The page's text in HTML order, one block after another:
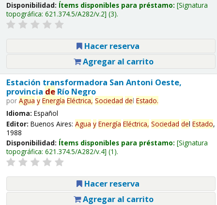
Disponibilidad: Ítems disponibles para préstamo: Signatura
topográfica: 621.374.5/A282/v.2 (3).
Hacer reserva
Agregar al carrito
Estación transformadora San Antoni Oeste,
provincia deRío Negro
por Agua y Energía Eléctrica, Sociedad del Estado.
Idioma: Español
Editor: Buenos Aires: Agua y Energía Eléctrica, Sociedad del Estado,
1988
Disponibilidad: Ítems disponibles para préstamo: Signatura
topográfica: 621.374.5/A282/v.4 (1).
Hacer reserva
Agregar al carrito